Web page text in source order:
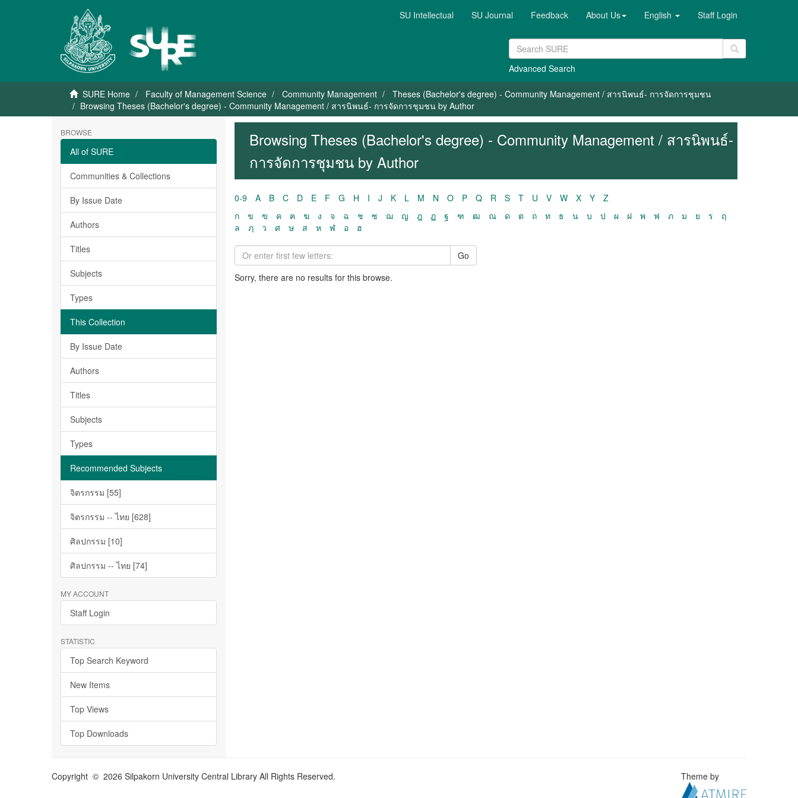
SU Intellectual SU Journal Feedback About Us English Staff Login
Advanced Search
SURE Home Faculty of Management Science Community Management
Theses (Bachelor's degree) - Community Management / สารนิพนธ์- การจัดการชุมชน
Browsing Theses (Bachelor's degree) - Community Management / สารนิพนธ์- การจัดการชุมชน by Author
BROWSE
All of SURE
Communities & Collections
By Issue Date
Authors
Titles
Subjects
Types
This Collection
By Issue Date
Authors
Titles
Subjects
Types
Recommended Subjects
จิตรกรรม [55]
จิตรกรรม -- ไทย [628]
ศิลปกรรม [10]
ศิลปกรรม -- ไทย [74]
MY ACCOUNT
Staff Login
STATISTIC
Top Search Keyword
New Items
Top Views
Top Downloads
Browsing Theses (Bachelor's degree) - Community Management / สารนิพนธ์-
การจัดการชุมชน by Author
0-9 A B C D E F G H I J K L M N O P Q R S T U V W X Y
Z
ก
ข ฃ ค ฅ ฆ ง จ ฉ ช ซ ฌ ญ ฎ ฏ ฐ ฑ ฒ ณ ด ต ถ ท ธ น บ ป ผ ฝ พ ฟ ภ ม ย ร
ฤ
ล
ฦ ว ศ ษ ส ห ฬ อ ฮ
Go
Sorry, there are no results for this browse.
Copyright © 2026 Silpakorn University Central Library All Rights Reserved. Theme by